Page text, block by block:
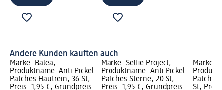
Andere Kunden kauften auch
Marke: Balea;
Produktname: Anti Pickel
Patches Hautrein, 36 St;
Preis: 1,95 €; Grundpreis:
Marke: Selfie Project;
Produktname: Anti Pickel
Patches Sterne, 20 St;
Preis: 1,95 €; Grundpreis:
Marke:
Patches
St;